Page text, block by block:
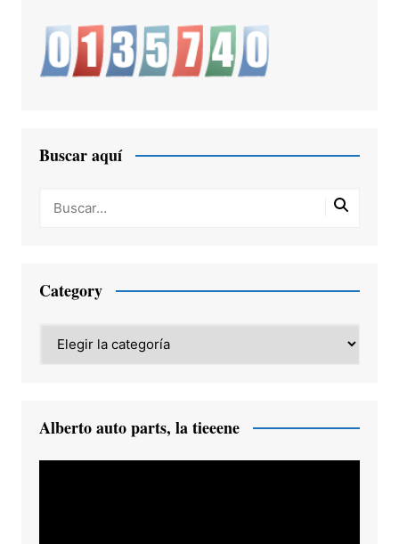
Buscar aquí
Category
Alberto auto parts, la tieeene